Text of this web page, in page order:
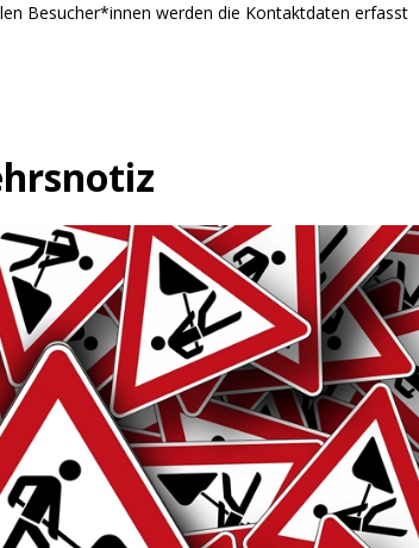
Besucher*innen werden die Kontaktdaten erfasst